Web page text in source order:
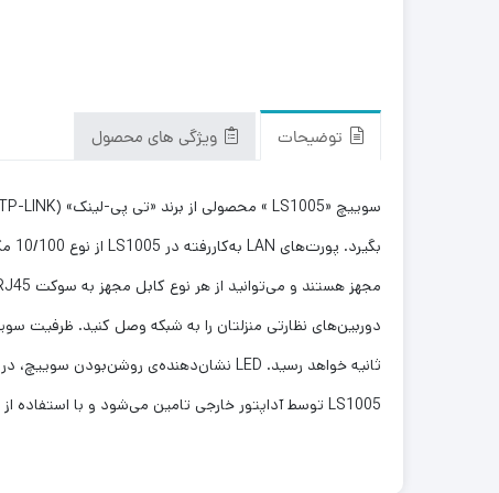
توضیحات ویژگی های محصول
LS1005 توسط آداپتور خارجی تامین می‌شود و با استفاده از Green Technology به‌کاررفته درون سوییچ، میزان مصرف برق آن بسیار ناچیز است.